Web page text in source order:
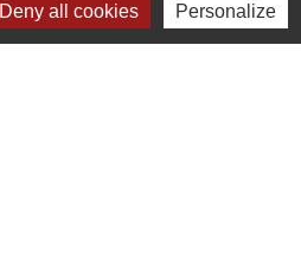
Deny all cookies Personalize